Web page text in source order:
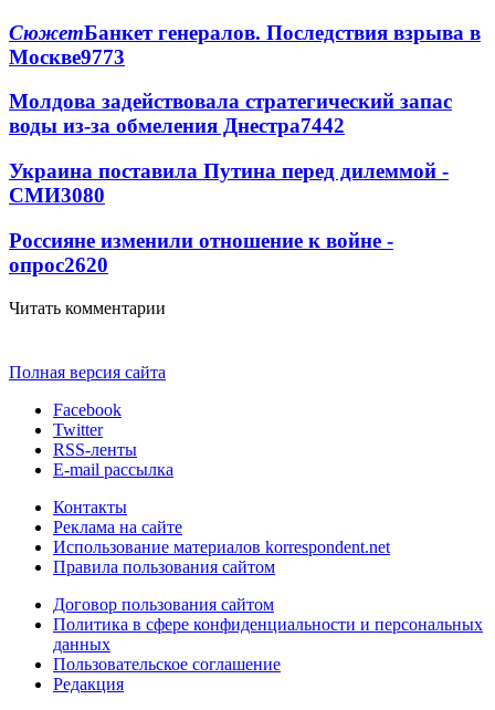
СюжетБанкет генералов. Последствия взрыва в
Москве9773
Молдова задействовала стратегический запас
воды из-за обмеления Днестра7442
Украина поставила Путина перед дилеммой -
СМИ3080
Россияне изменили отношение к войне -
опрос2620
Читать комментарии
Полная версия сайта
Facebook
Twitter
RSS-ленты
E-mail рассылка
Контакты
Реклама на сайте
Использование материалов korrespondent.net
Правила пользования сайтом
Договор пользования сайтом
Политика в сфере конфиденциальности и персональных
данных
Пользовательское соглашение
Редакция